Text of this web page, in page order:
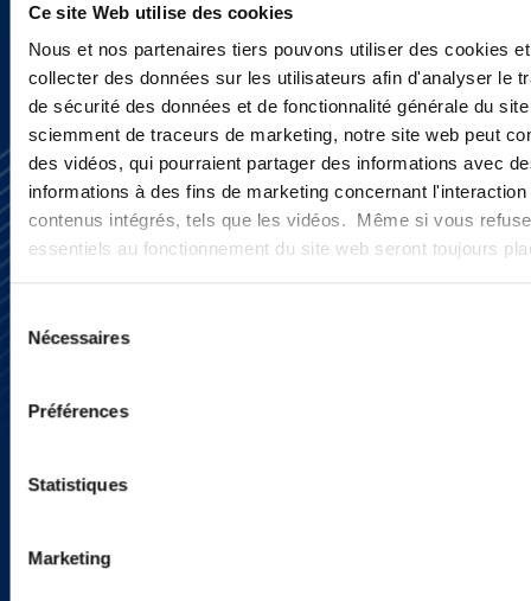
Ce site Web utilise des cookies
Nous et nos partenaires tiers pouvons utiliser des cookies
collecter des données sur les utilisateurs afin d'analyser le
de sécurité des données et de fonctionnalité générale du
sciemment de traceurs de marketing, notre site web peut
des vidéos, qui pourraient partager des informations avec
informations à des fins de marketing concernant
contenus intégrés, tels que les vidéos. Même si vous
essentiels au fonctionnement du site web seront toujours
Nécessaires
Préférences
Statistiques
Marketing
Nous contacter
LinkedIn
Informations Réglementaires